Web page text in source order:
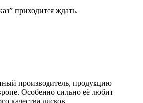
приходится ждать.
производитель, продукцию
Особенно сильно её любит
качества дисков.